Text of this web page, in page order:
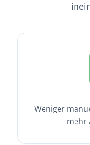
Weniger
mehr